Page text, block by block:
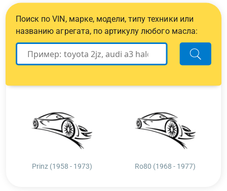
Поиск по VIN, марке, модели, типу техники или
названию агрегата, по артикулу любого масла:
Prinz (1958 - 1973) Ro80 (1968 - 1977)